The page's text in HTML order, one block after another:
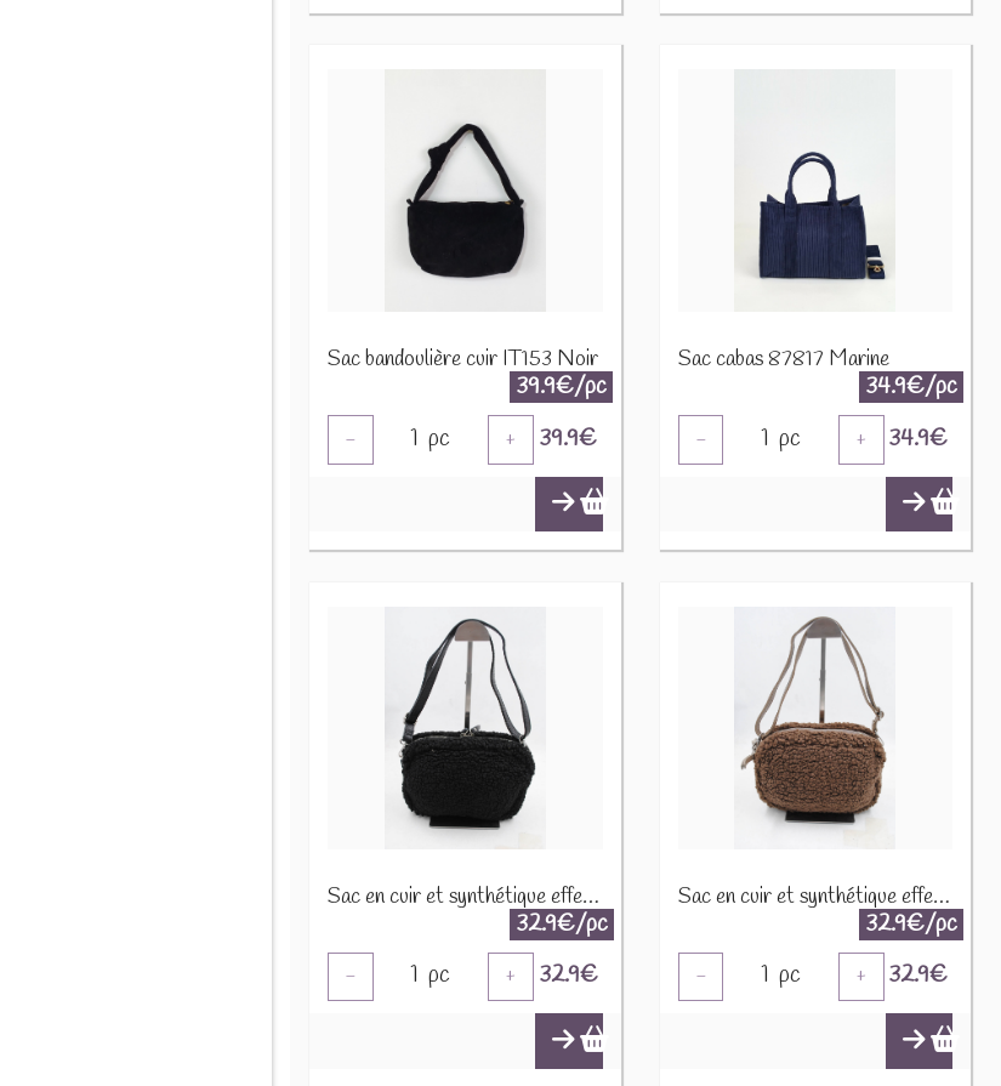
Sac bandoulière cuir IT153 Noir
39.9€/pc
- 1 pc + 39.9€
Sac cabas 87817 Marine
34.9€/pc
- 1 pc + 34.9€
Sac en cuir et synthétique effet mouton CUIR-IT-939 Noir
32.9€/pc
- 1 pc + 32.9€
Sac en cuir et synthétique effet mouton CUIR-IT-939 Marron foncé
32.9€/pc
- 1 pc + 32.9€